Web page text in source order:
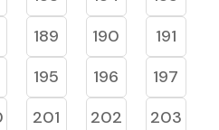
189 190
191
195 196
197
201 202
203